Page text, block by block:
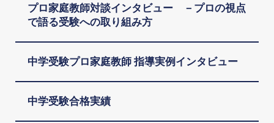
プロ家庭教師対談インタビュー －プロの視点
で語る受験への取り組み方
中学受験プロ家庭教師 指導実例インタビュー
中学受験合格実績